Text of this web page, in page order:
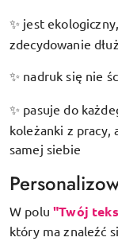
✨ jest
zdecydowanie
✨ nadruk się nie
✨ pasuje do
koleżanki z pracy,
samej siebie
W polu"Twój
który ma znaleźć